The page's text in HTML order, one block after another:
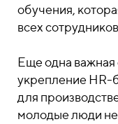
обучения,
всех
Еще одна
укрепление HR-
для
молодые люди не